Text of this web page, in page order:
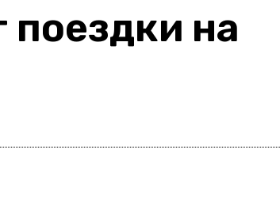
поездки на